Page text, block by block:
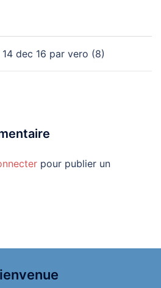
dec 16 par vero (8)
pour publier un